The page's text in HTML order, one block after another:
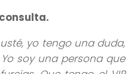
yo tengo una duda,
soy una persona que